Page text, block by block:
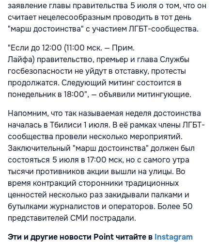
заявление главы правительства 5 июля о том, что он
считает нецелесообразным проводить в тот день
"марш достоинства" с участием ЛГБТ-сообщества.
"Если до 12:00 (11:00 мск. — Прим.
Лайфа) правительство, премьер и глава Службы
госбезопасности не уйдут в отставку, протесты
продолжатся. Следующий митинг состоится в
понедельник в 18:00", — объявили митингующие.
Напомним, что так называемая неделя достоинства
началась в Тбилиси 1 июля. В её рамках члены ЛГБТ-
сообщества провели несколько мероприятий.
Заключительный "марш достоинства" должен был
состояться 5 июля в 17:00 мск, но с самого утра
тысячи противников акции вышли на улицы. Во
время контракций сторонники традиционных
ценностей несколько раз закидывали палками и
бутылками журналистов и операторов. Более 50
представителей СМИ пострадали.
Эти и другие новости Point читайте в Instagram